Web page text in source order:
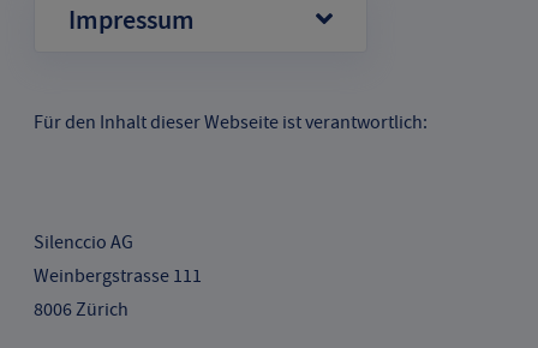
Impressum
Für den Inhalt dieser Webseite ist verantwortlich:
Silenccio AG
Weinbergstrasse 111
8006 Zürich